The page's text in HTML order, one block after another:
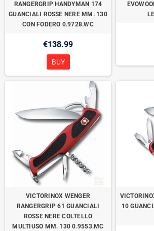
RANGERGRIP HANDYMAN 174
GUANCIALI ROSSE NERE MM. 130
CON FODERO 0.9728.WC
€138.99
BUY
VICTORINOX WENGER
RANGERGRIP 61 GUANCIALI
ROSSE NERE COLTELLO
MULTIUSO MM. 130 0.9553.MC
10